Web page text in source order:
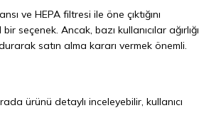
ve HEPA filtresi ile öne çıktığını
Ancak, bazı kullanıcılar ağırlığı,
satın alma kararı vermek önemli.
ürünü detaylı inceleyebilir, kullanıcı